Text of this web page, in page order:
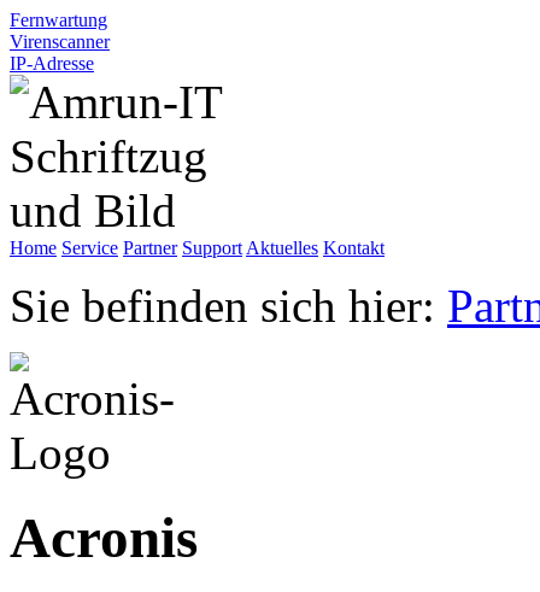
Fernwartung
Virenscanner
IP-Adresse
Home Service Partner Support Aktuelles Kontakt
Sie befinden sich hier:
Acronis